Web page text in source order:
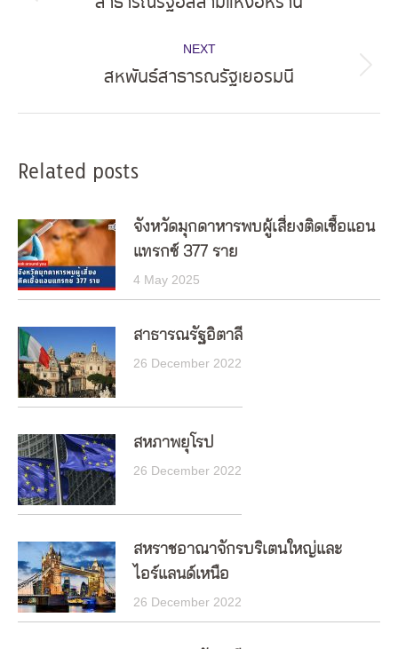
NEXT
Next
สหพันธ์สาธารณรัฐเยอรมนี
Related posts
จังหวัดมุกดาหารพบผู้เสี่ยงติดเชื้อแอน
แทรกซ์ 377 ราย
4 May 2025
สาธารณรัฐอิตาลี
26 December 2022
สหภาพยุโรป
26 December 2022
สหราชอาณาจักรบริเตนใหญ่และ
ไอร์แลนด์เหนือ
26 December 2022